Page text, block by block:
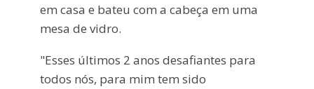
em casa e bateu com a cabeça em uma
mesa de vidro.
"Esses últimos 2 anos desafiantes para
todos nós, para mim tem sido